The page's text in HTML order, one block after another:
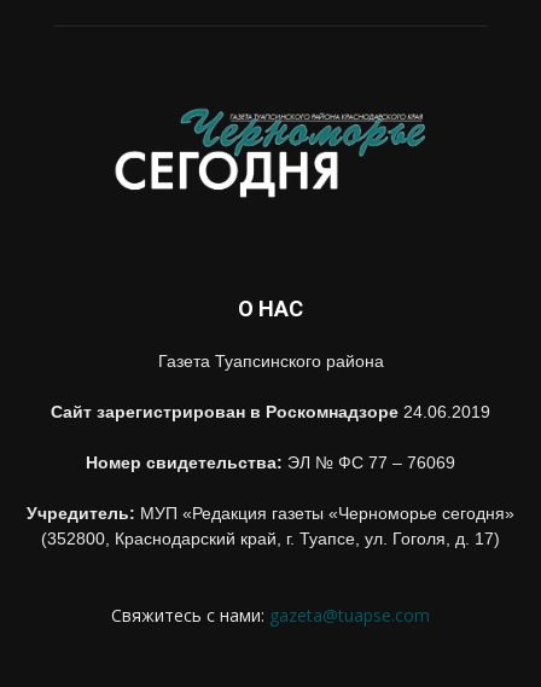
О НАС
Газета Туапсинского района
Сайт зарегистрирован в Роскомнадзоре 24.06.2019
Номер свидетельства: ЭЛ № ФС 77 – 76069
Учредитель: МУП «Редакция газеты «Черноморье сегодня»
(352800, Краснодарский край, г. Туапсе, ул. Гоголя, д. 17)
Свяжитесь с нами: gazeta@tuapse.com